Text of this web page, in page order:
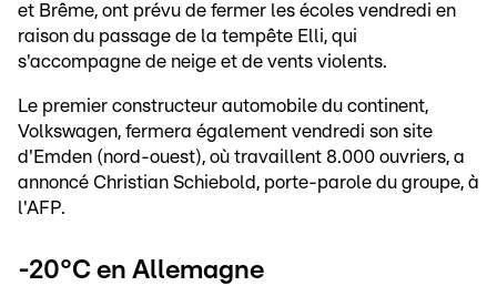
et Brême, ont prévu de fermer les écoles vendredi en
raison du passage de la tempête Elli, qui
s'accompagne de neige et de vents violents.
Le premier constructeur automobile du continent,
Volkswagen, fermera également vendredi son site
d'Emden (nord-ouest), où travaillent 8.000 ouvriers, a
annoncé Christian Schiebold, porte-parole du groupe, à
l'AFP.
-20°C en Allemagne